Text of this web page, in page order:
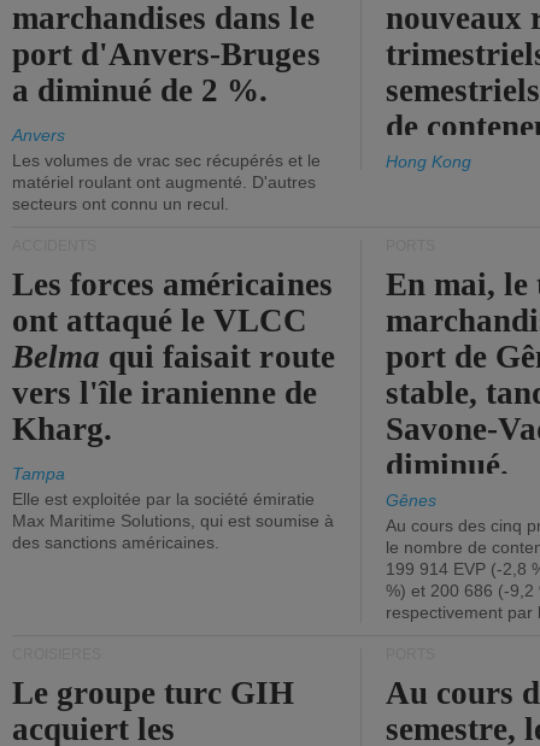
marchandises dans le
port d'Anvers-Bruges
a diminué de 2 %.
Anvers
Les volumes de vrac sec récupérés et le
matériel roulant ont augmenté. D'autres
secteurs ont connu un recul.
nouveaux
de
Hong Kong
Les forces américaines
ont attaqué le VLCC
Belma qui faisait route
vers l'île iranienne de
Kharg.
Tampa
Elle est exploitée par la société émiratie
Max Maritime Solutions, qui est soumise à
des sanctions américaines.
En mai, le
port de
stable,
Savone-
diminué.
Gênes
Au cours des cinq
le nombre de
199 914 EVP (-2,8
%) et 200 686 (-9,2
respectivement par
Le groupe turc GIH
acquiert les
Au cours
semestre,